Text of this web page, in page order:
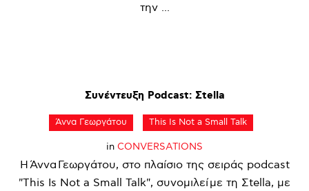
την ...
Συνέντευξη Podcast: Σtella
Άννα Γεωργάτου This Is Not a Small Talk
in CONVERSATIONS
Η Άννα Γεωργάτου, στο πλαίσιο της σειράς podcast
"This Is Not a Small Talk", συνομιλεί με τη Σtella, με